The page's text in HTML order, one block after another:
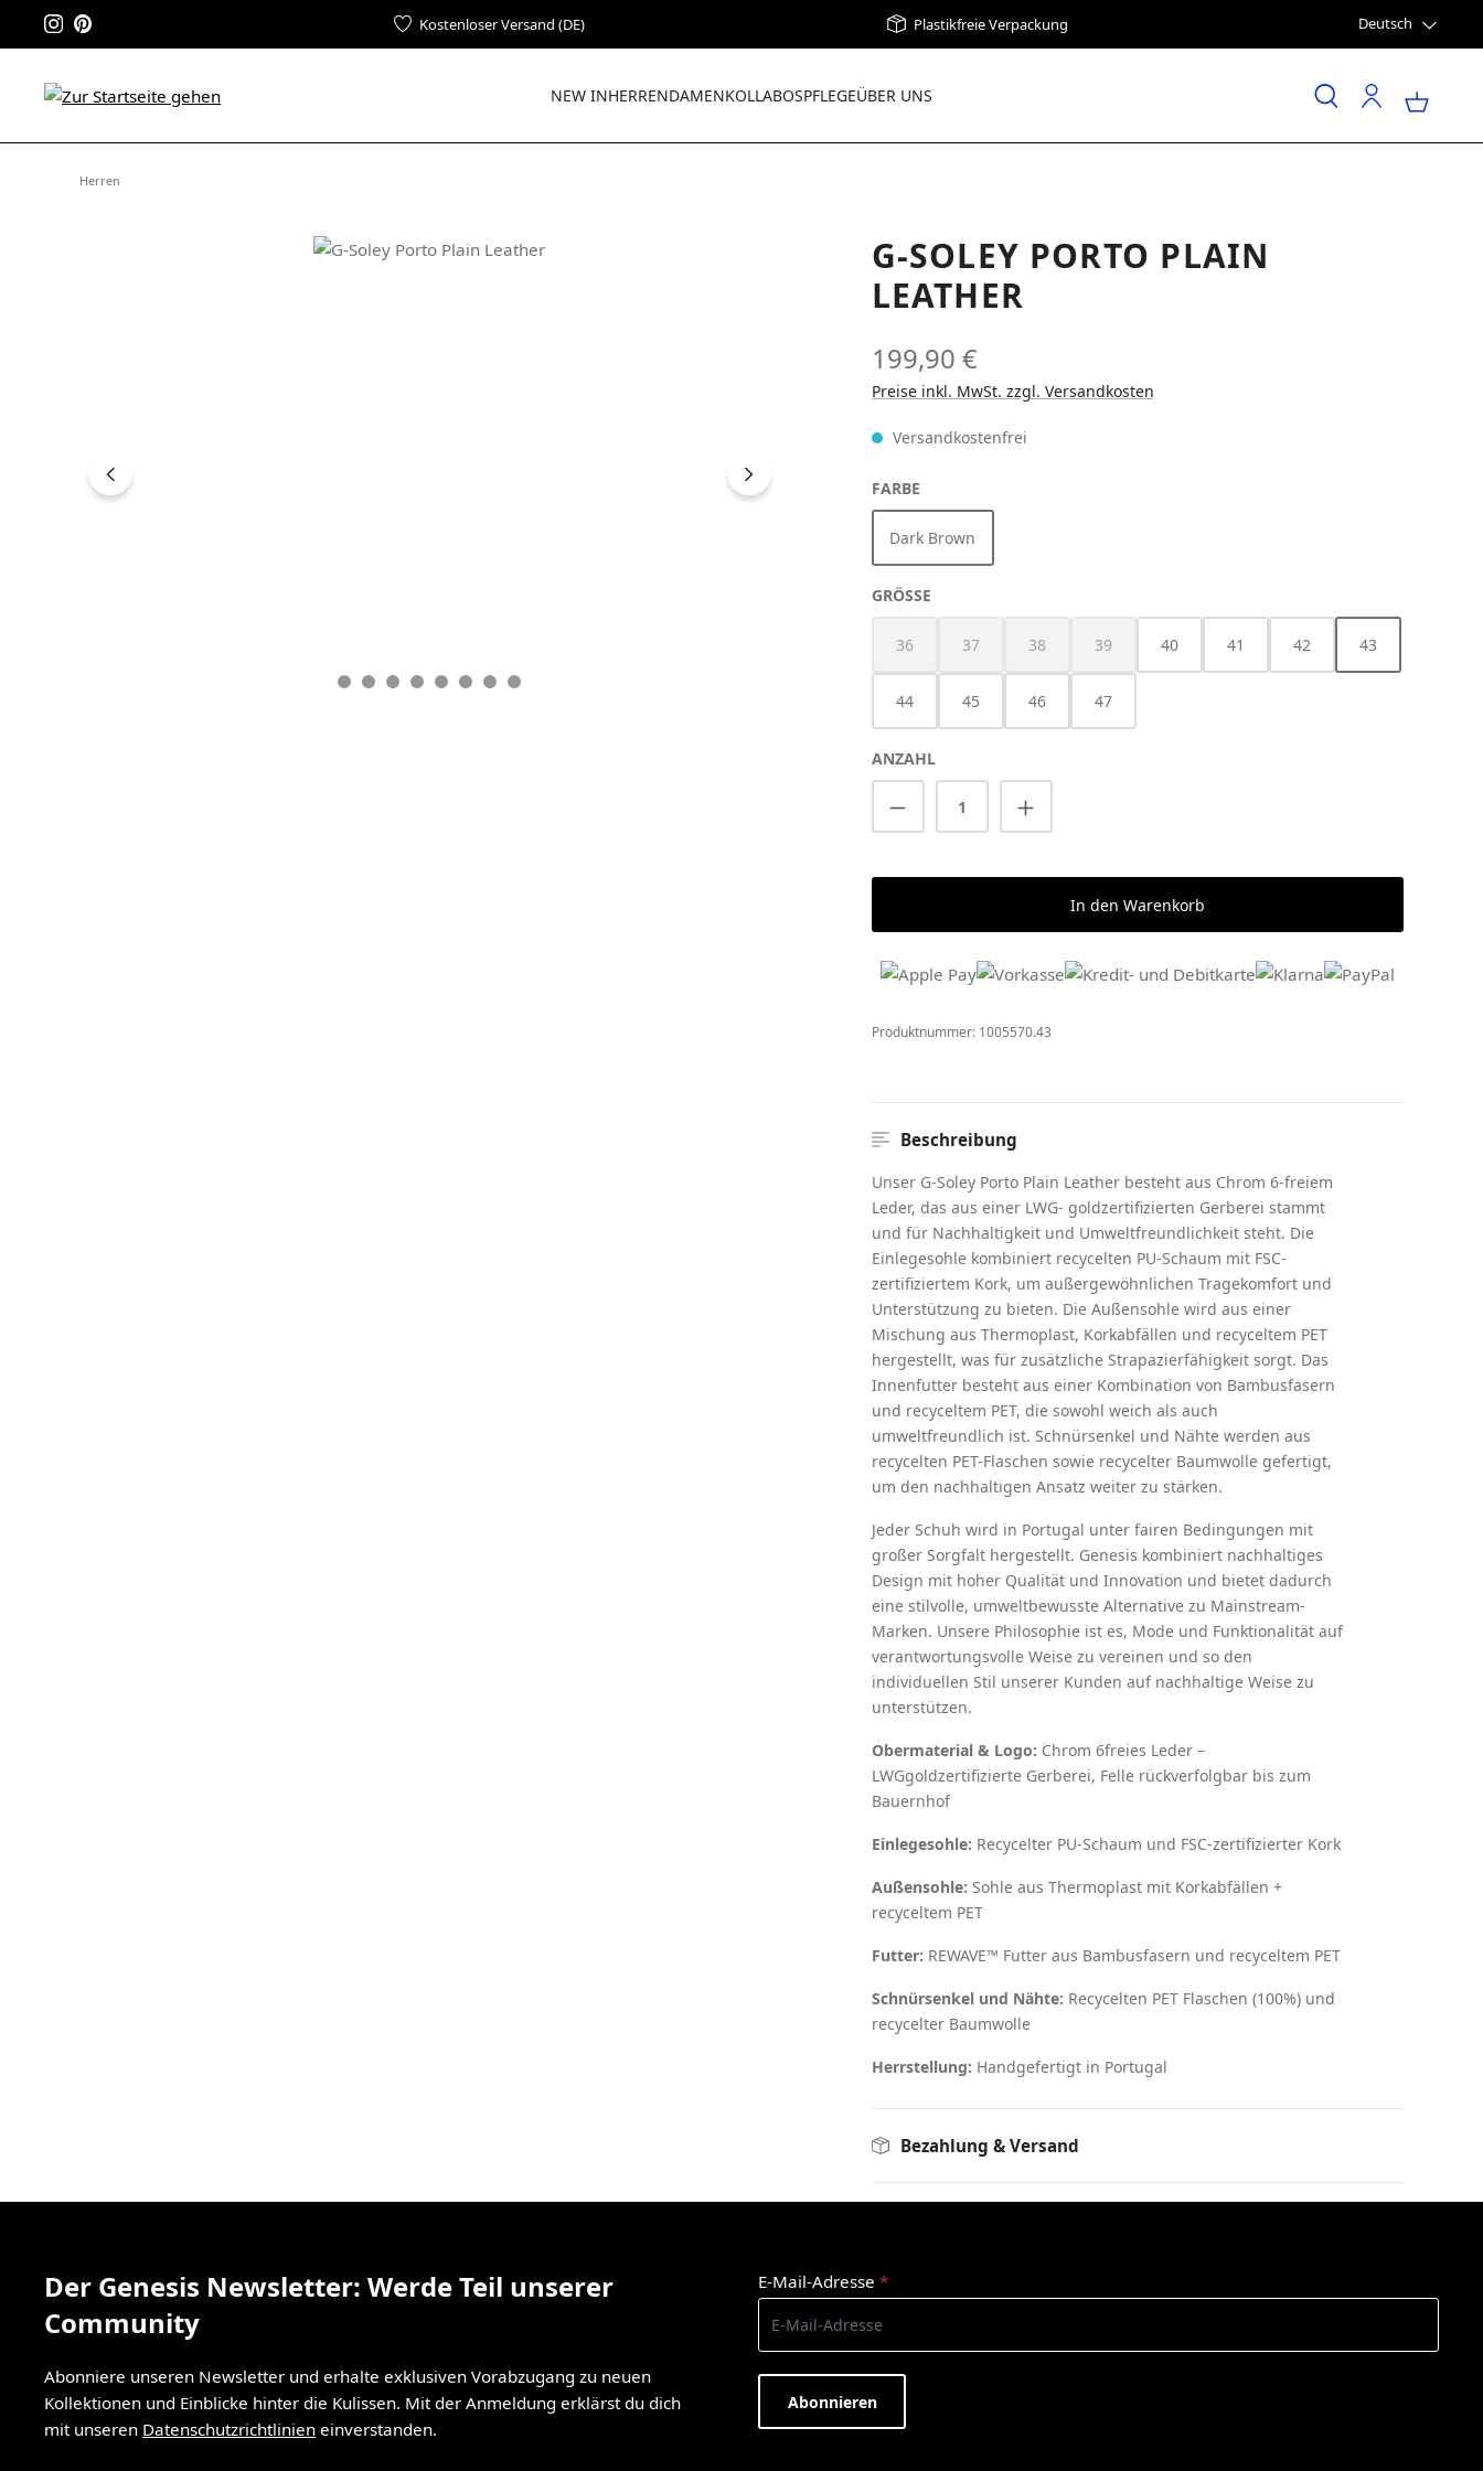
Kostenloser Versand (DE) Plastikfreie Verpackung Deutsch
NEW INHERRENDAMENKOLLABOSPFLEGEÜBER UNS
Herren
G-SOLEY PORTO PLAIN
LEATHER
199,90 €
Preise inkl. MwSt. zzgl. Versandkosten
Versandkostenfrei
FARBEAUSWÄHLEN
Dark Brown
GRÖSSE AUSWÄHLEN
36
(Diese Option ist zurzeit nicht verfügbar.)
37
(Diese Option ist zurzeit nicht verfügbar.)
38
(Diese Option ist zurzeit nicht verfügbar.)
39
(Diese Option ist zurzeit nicht verfügbar.)
40 41 42 43
44 45 46 47
ANZAHL
Produkt Anzahl: Gib den gewünschten Wert
In den Warenkorb
Produktnummer: 1005570.43
Beschreibung
Unser G-Soley Porto Plain Leather besteht aus Chrom 6-freiem
Leder, das aus einer LWG- goldzertifizierten Gerberei stammt
und für Nachhaltigkeit und Umweltfreundlichkeit steht. Die
Einlegesohle kombiniert recycelten PU-Schaum mit FSC-
zertifiziertem Kork, um außergewöhnlichen Tragekomfort und
Unterstützung zu bieten. Die Außensohle wird aus einer
Mischung aus Thermoplast, Korkabfällen und recyceltem PET
hergestellt, was für zusätzliche Strapazierfähigkeit sorgt. Das
Innenfutter besteht aus einer Kombination von Bambusfasern
und recyceltem PET, die sowohl weich als auch
umweltfreundlich ist. Schnürsenkel und Nähte werden aus
recycelten PET-Flaschen sowie recycelter Baumwolle gefertigt,
um den nachhaltigen Ansatz weiter zu stärken.
Jeder Schuh wird in Portugal unter fairen Bedingungen mit
großer Sorgfalt hergestellt. Genesis kombiniert nachhaltiges
Design mit hoher Qualität und Innovation und bietet dadurch
eine stilvolle, umweltbewusste Alternative zu Mainstream-
Marken. Unsere Philosophie ist es, Mode und Funktionalität auf
verantwortungsvolle Weise zu vereinen und so den
individuellen Stil unserer Kunden auf nachhaltige Weise zu
unterstützen.
Obermaterial & Logo: Chrom 6freies Leder –
LWGgoldzertifizierte Gerberei, Felle rückverfolgbar bis zum
Bauernhof
Einlegesohle: Recycelter PU-Schaum und FSC-zertifizierter Kork
Außensohle: Sohle aus Thermoplast mit Korkabfällen +
recyceltem PET
Futter: REWAVE™ Futter aus Bambusfasern und recyceltem PET
Schnürsenkel und Nähte: Recycelten PET Flaschen (100%) und
recycelter Baumwolle
Herrstellung: Handgefertigt in Portugal
Bezahlung & Versand
Der Genesis Newsletter: Werde Teil unserer
Community
Abonniere unseren Newsletter und erhalte exklusiven Vorabzugang zu neuen
Kollektionen und Einblicke hinter die Kulissen. Mit der Anmeldung erklärst du dich
mit unseren Datenschutzrichtlinien einverstanden.
E-Mail-Adresse *
Abonnieren